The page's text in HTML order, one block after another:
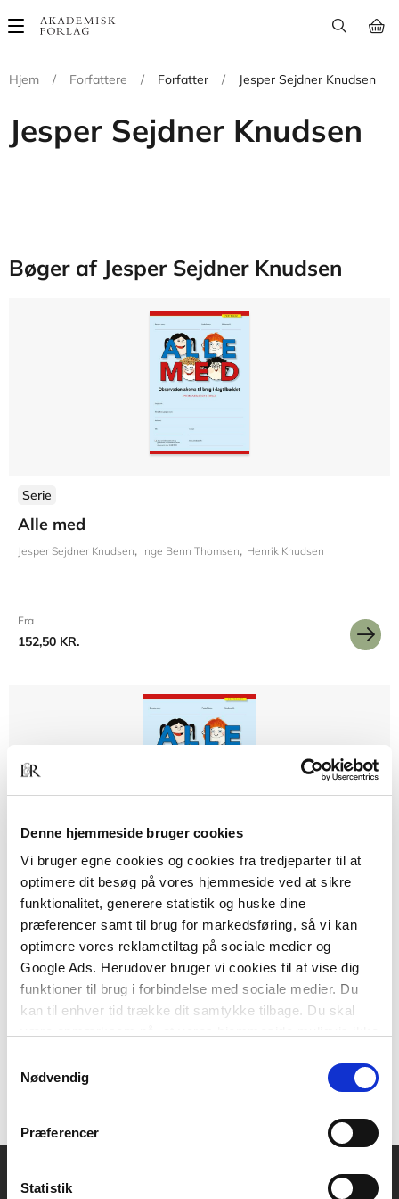
Denne hjemmeside bruger cookies
Vi bruger egne cookies og cookies fra tredjeparter til at
optimere dit besøg på vores hjemmeside ved at sikre
funktionalitet, generere statistik og huske dine
præferencer samt til brug for markedsføring, så vi kan
optimere vores reklametiltag på sociale medier og
Google Ads. Herudover bruger vi cookies til at vise dig
funktioner til brug i forbindelse med sociale medier. Du
kan til enhver tid trække dit samtykke tilbage. Du skal
tilbagetrækker et samtykke.
Nødvendig
Præferencer
Statistik
Main
Hjem
/ Forfattere / Forfatter / Jesper Sejdner Knudsen
Jesper Sejdner Knudsen
Bøger af Jesper Sejdner Knudsen
Serie
Alle med
Jesper Sejdner Knudsen Inge Benn Thomsen Henrik Knudsen
Fra
152,50 KR.
Hardcover
Alle med skema (10 stk.)
Jesper Sejdner Knudsen Inge Benn Thomsen Henrik Knudsen